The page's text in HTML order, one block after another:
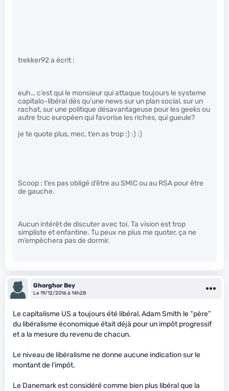
trekker92 a écrit :
euh… c’est qui le monsieur qui attaque toujours le systeme
capitalo-libéral dès qu’une news sur un plan social, sur un
rachat, sur une politique désavantageuse pour les geeks ou
autre truc européen qui favorise les riches, qui gueule?
je te quote plus, mec, t’en as trop :) :) :)
Scoop : t’es pas obligé d’être au SMIC ou au RSA pour être
de gauche.
Aucun intérêt de discuter avec toi. Ta vision est trop
simpliste et enfantine. Tu peux ne plus me quoter, ça ne
m’empêchera pas de dormir.
Ghorghor Bey
Le 19/12/2016 à 14h28
Le capitalisme US a toujours été libéral, Adam Smith le “père”
du libéralisme économique était déjà pour un impôt progressif
et a la mesure du revenu de chacun.
Le niveau de libéralisme ne donne aucune indication sur le
montant de l’impôt.
Le Danemark est considéré comme bien plus libéral que la